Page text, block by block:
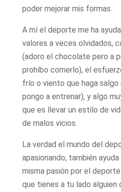
poder mejorar mis formas.
A mí el deporte me ha
valores a veces olvidados,
(adoro el chocolate pero a
prohíbo comerlo), el
frío o viento que haga salgo
pongo a entrenar), y algo
que es llevar un estilo de
de malos vicios.
La verdad el mundo del
apasionando, también
misma pasión por el
que tienes a tu lado